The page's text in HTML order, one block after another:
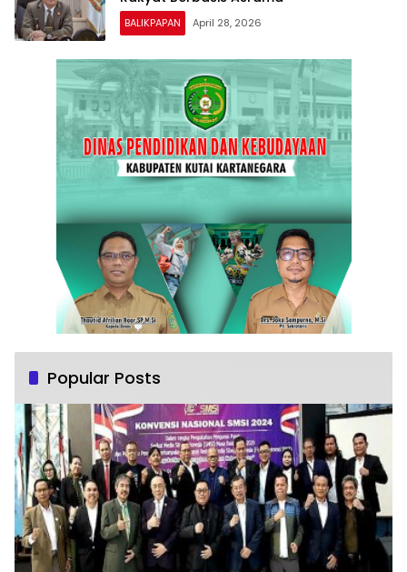
BALIKPAPAN April 28, 2026
Popular Posts